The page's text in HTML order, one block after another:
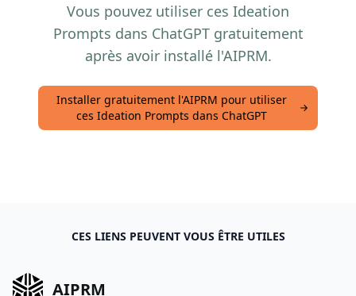
Vous pouvez utiliser ces Ideation
Prompts dans ChatGPT gratuitement
après avoir installé l'AIPRM.
Installer gratuitement l'AIPRM pour utiliser
ces Ideation Prompts dans ChatGPT
CES LIENS PEUVENT VOUS ÊTRE UTILES
AIPRM